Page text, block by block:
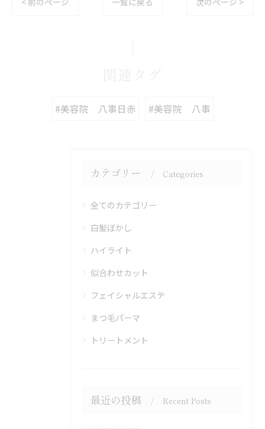
#美容院 八事日赤 #美容院 八事
カテゴリー Categories
全てのカテゴリー
白髪ぼかし
ハイライト
似合わせカット
フェイシャルエステ
まつ毛パーマ
トリートメント
最近の投稿 Recent Posts